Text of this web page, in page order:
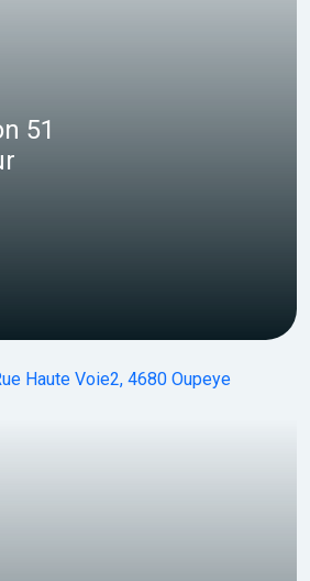
51